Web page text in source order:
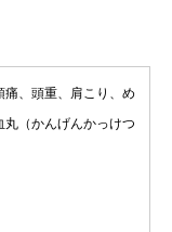
痛、頭重、肩こり、め
丸（かんげんかっけつ